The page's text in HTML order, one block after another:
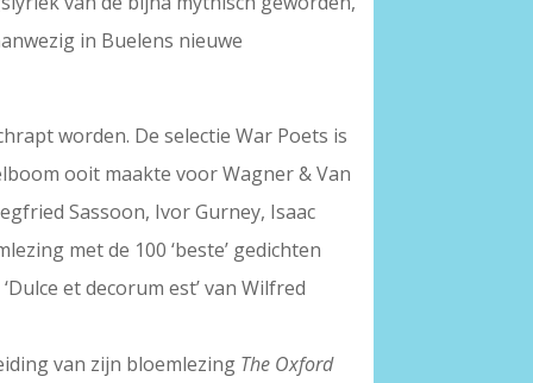
in Buelens nieuwe
worden. De selectie War Poets is
ooit maakte voor Wagner & Van
Sassoon, Ivor Gurney, Isaac
met de 100 ‘beste’ gedichten
et decorum est’ van Wilfred
van zijn bloemlezing The Oxford